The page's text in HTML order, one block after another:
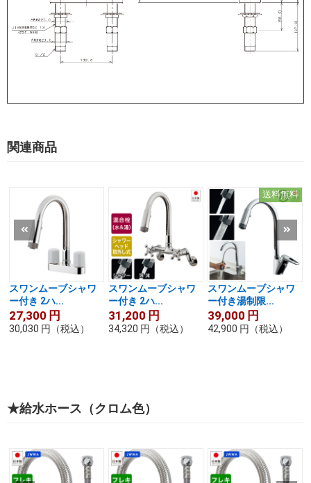
関連商品
スワンムーブシャワ
ー付き 2ハ...
27,300 円
30,030 円 （税込）
スワンムーブシャワ
ー付き 2ハ...
31,200 円
34,320 円 （税込）
送料無料
スワンムーブシャワ
ー付き湯制限...
39,000 円
42,900 円 （税込）
★給水ホース（クロム色）